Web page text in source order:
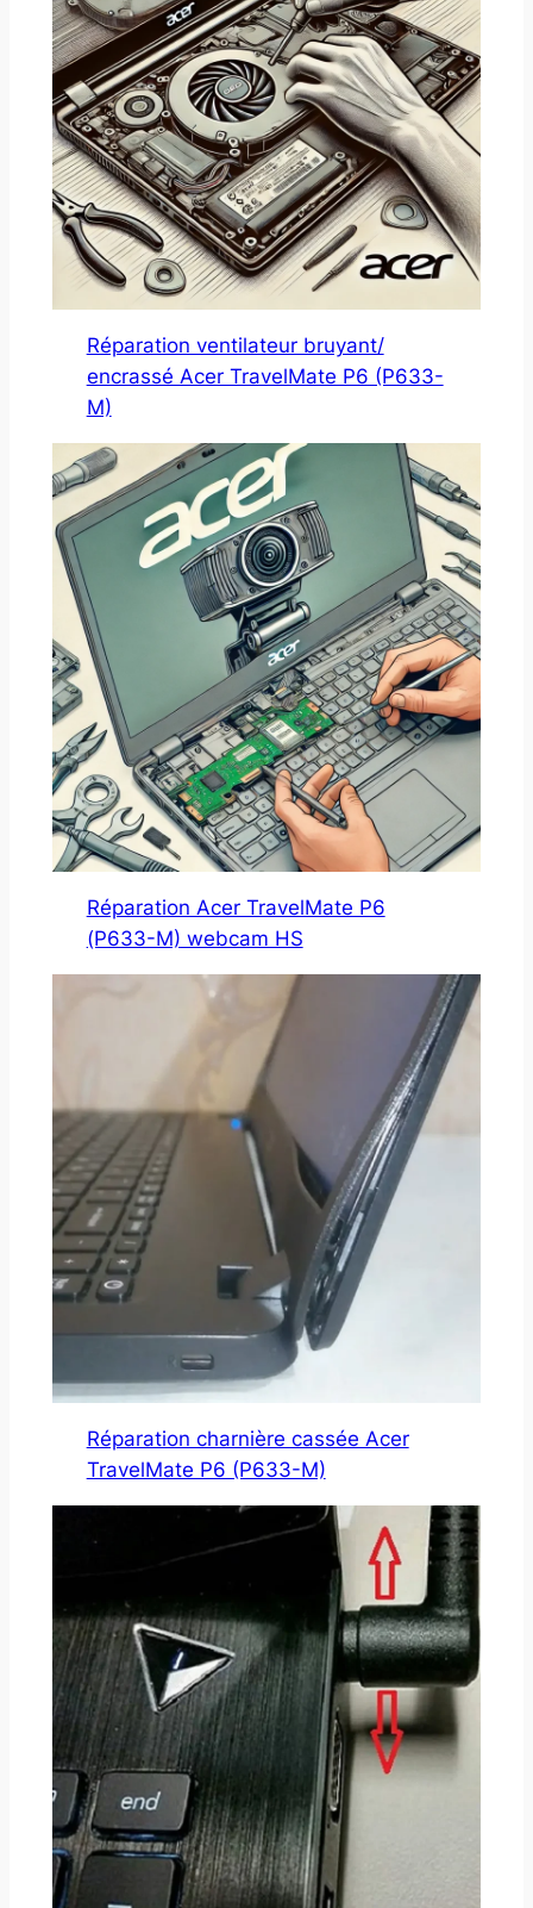
Réparation ventilateur bruyant/
encrassé Acer TravelMate P6 (P633-
M)
Réparation Acer TravelMate P6
(P633-M) webcam HS
Réparation charnière cassée Acer
TravelMate P6 (P633-M)